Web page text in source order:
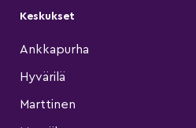
Keskukset
Ankkapurha
Hyvärilä
Marttinen